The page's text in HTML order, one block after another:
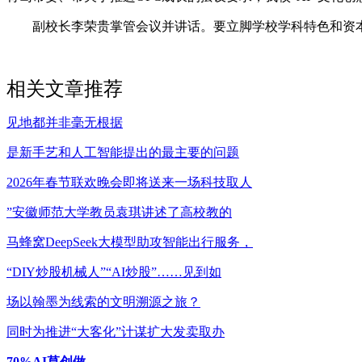
副校长李荣贵掌管会议并讲话。要立脚学校学科特色和资
相关文章推荐
见地都并非毫无根据
是新手艺和人工智能提出的最主要的问题
2026年春节联欢晚会即将送来一场科技取人
”安徽师范大学教员袁琪讲述了高校教的
马蜂窝DeepSeek大模型助攻智能出行服务，
“DIY炒股机械人”“AI炒股”……见到如
场以翰墨为线索的文明溯源之旅？
同时为推进“大客化”计谋扩大发卖取办